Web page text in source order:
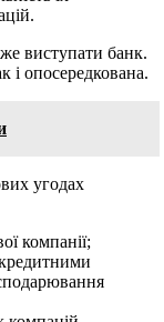
виступати банк.
і опосередкована.
угодах
компанії;